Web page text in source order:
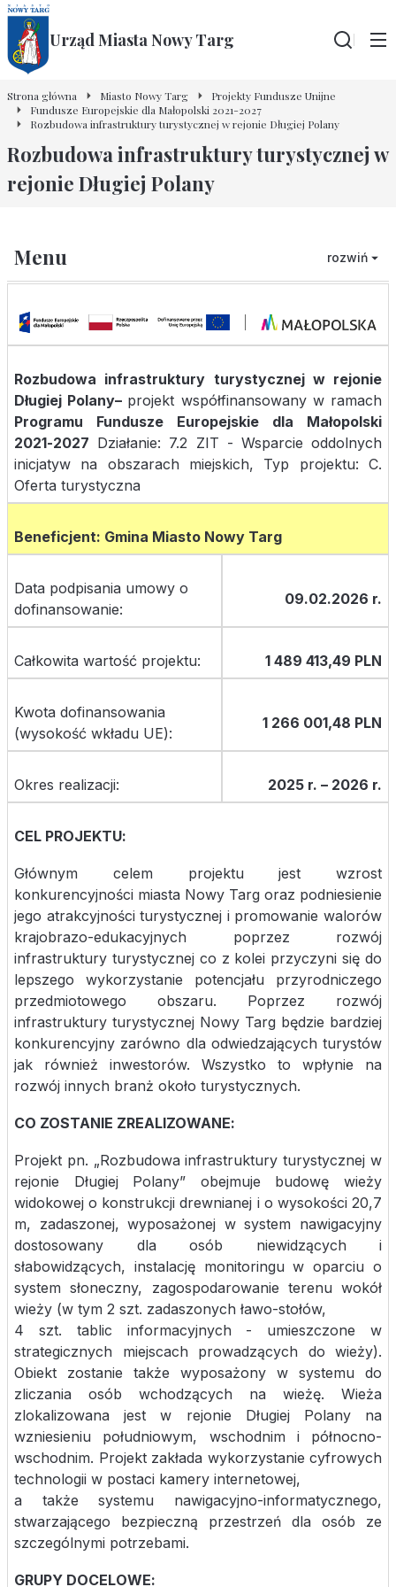
Urząd Miasta Nowy Targ
Strona główna Miasto Nowy Targ
Projekty Fundusze Unijne
Fundusze Europejskie dla Małopolski 2021-2027
Rozbudowa infrastruktury turystycznej w rejonie Długiej Polany
Rozbudowa infrastruktury turystycznej w
rejonie Długiej Polany
Menu rozwiń
Rozbudowa infrastruktury turystycznej w rejonie
Długiej Polany– projekt współfinansowany w ramach
Programu Fundusze Europejskie dla Małopolski
2021-2027 Działanie: 7.2 ZIT - Wsparcie oddolnych
inicjatyw na obszarach miejskich, Typ projektu: C.
Oferta turystyczna
Beneficjent: Gmina Miasto Nowy Targ
Data podpisania umowy o
dofinansowanie:
09.02.2026 r.
Całkowita wartość projektu: 1 489 413,49 PLN
Kwota dofinansowania
(wysokość wkładu UE):
1 266 001,48 PLN
Okres realizacji: 2025 r. – 2026 r.
CEL PROJEKTU:
Głównym celem projektu jest wzrost
konkurencyjności miasta Nowy Targ oraz podniesienie
jego atrakcyjności turystycznej i promowanie walorów
krajobrazo-edukacyjnych poprzez rozwój
infrastruktury turystycznej co z kolei przyczyni się do
lepszego wykorzystanie potencjału przyrodniczego
przedmiotowego obszaru. Poprzez rozwój
infrastruktury turystycznej Nowy Targ będzie bardziej
konkurencyjny zarówno dla odwiedzających turystów
jak również inwestorów. Wszystko to wpłynie na
rozwój innych branż około turystycznych.
CO ZOSTANIE ZREALIZOWANE:
Projekt pn. „Rozbudowa infrastruktury turystycznej w
rejonie Długiej Polany” obejmuje budowę wieży
widokowej o konstrukcji drewnianej i o wysokości 20,7
m, zadaszonej, wyposażonej w system nawigacyjny
dostosowany dla osób niewidzących i
słabowidzących, instalację monitoringu w oparciu o
system słoneczny, zagospodarowanie terenu wokół
wieży (w tym 2 szt. zadaszonych ławo-stołów,
4 szt. tablic informacyjnych - umieszczone w
strategicznych miejscach prowadzących do wieży).
Obiekt zostanie także wyposażony w systemu do
zliczania osób wchodzących na wieżę. Wieża
zlokalizowana jest w rejonie Długiej Polany na
wzniesieniu południowym, wschodnim i północno-
wschodnim. Projekt zakłada wykorzystanie cyfrowych
technologii w postaci kamery internetowej,
a także systemu nawigacyjno-informatycznego,
stwarzającego bezpieczną przestrzeń dla osób ze
szczególnymi potrzebami.
GRUPY DOCELOWE: